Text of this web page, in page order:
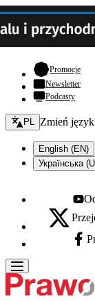
Promocje-
Newsletter
Podcasty
Zmień język -
PL Zmień
English (EN)
Українська
X - otwiera